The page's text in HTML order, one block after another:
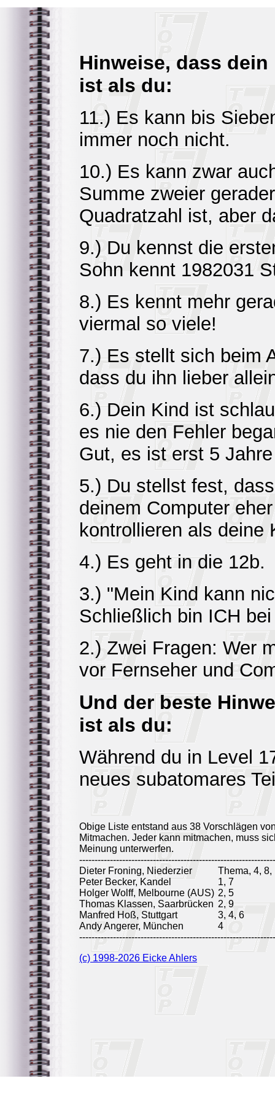
Hinweise, dass
ist als du:
11.) Es kann bis
immer noch nicht.
10.) Es kann zwar
Summe zweier
Quadratzahl ist, aber
9.) Du kennst die
Sohn kennt 1982031
8.) Es kennt mehr
viermal so viele!
7.) Es stellt sich beim
dass du ihn lieber
6.) Dein Kind ist
es nie den Fehler
Gut, es ist erst 5
5.) Du stellst fest,
deinem Computer
kontrollieren als deine
4.) Es geht in die 12b.
3.) "Mein Kind kann
Schließlich bin ICH
2.) Zwei Fragen: Wer
vor Fernseher und
Und der beste
ist als du:
Während du in Level
neues subatomares
Obige Liste entstand aus 38 Vorschlägen
Mitmachen. Jeder kann mitmachen, muss
Meinung unterwerfen.
Dieter Froning, Niederzier
Thema, 4, 8,
Peter Becker, Kandel
1, 7
Holger Wolff, Melbourne (AUS) 2, 5
Thomas Klassen, Saarbrücken 2, 9
Manfred Hoß, Stuttgart
3, 4, 6
Andy Angerer, München
4
(c) 1998-2026 Eicke Ahlers